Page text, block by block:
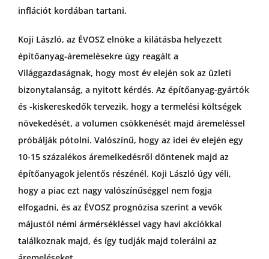
inflációt kordában tartani.
Koji László, az ÉVOSZ elnöke a kilátásba helyezett
építőanyag-áremelésekre úgy reagált a
Világgazdaságnak, hogy most év elején sok az üzleti
bizonytalanság, a nyitott kérdés. Az építőanyag-gyártók
és -kiskereskedők tervezik, hogy a termelési költségek
növekedését, a volumen csökkenését majd áremeléssel
próbálják pótolni. Valószínű, hogy az idei év elején egy
10-15 százalékos áremelkedésről döntenek majd az
építőanyagok jelentős részénél. Koji László úgy véli,
hogy a piac ezt nagy valószínűséggel nem fogja
elfogadni, és az ÉVOSZ prognózisa szerint a vevők
májustól némi ármérsékléssel vagy havi akciókkal
találkoznak majd, és így tudják majd tolerálni az